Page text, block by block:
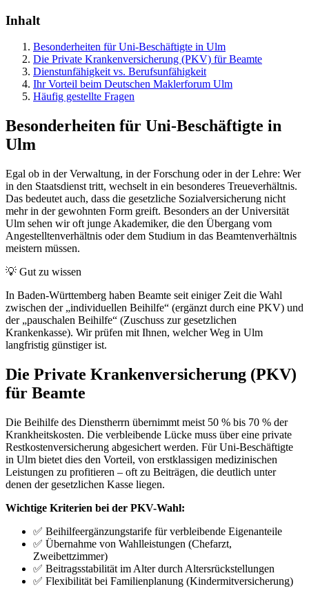
Inhalt
Besonderheiten für Uni-Beschäftigte in Ulm
Die Private Krankenversicherung (PKV) für Beamte
Dienstunfähigkeit vs. Berufsunfähigkeit
Ihr Vorteil beim Deutschen Maklerforum Ulm
Häufig gestellte Fragen
Besonderheiten für Uni-Beschäftigte in
Ulm
Egal ob in der Verwaltung, in der Forschung oder in der Lehre: Wer
in den Staatsdienst tritt, wechselt in ein besonderes Treueverhältnis.
Das bedeutet auch, dass die gesetzliche Sozialversicherung nicht
mehr in der gewohnten Form greift. Besonders an der Universität
Ulm sehen wir oft junge Akademiker, die den Übergang vom
Angestelltenverhältnis oder dem Studium in das Beamtenverhältnis
meistern müssen.
💡 Gut zu wissen
In Baden-Württemberg haben Beamte seit einiger Zeit die Wahl
zwischen der „individuellen Beihilfe“ (ergänzt durch eine PKV) und
der „pauschalen Beihilfe“ (Zuschuss zur gesetzlichen
Krankenkasse). Wir prüfen mit Ihnen, welcher Weg in Ulm
langfristig günstiger ist.
Die Private Krankenversicherung (PKV)
für Beamte
Die Beihilfe des Dienstherrn übernimmt meist 50 % bis 70 % der
Krankheitskosten. Die verbleibende Lücke muss über eine private
Restkostenversicherung abgesichert werden. Für Uni-Beschäftigte
in Ulm bietet dies den Vorteil, von erstklassigen medizinischen
Leistungen zu profitieren – oft zu Beiträgen, die deutlich unter
denen der gesetzlichen Kasse liegen.
Wichtige Kriterien bei der PKV-Wahl:
✅ Beihilfeergänzungstarife für verbleibende Eigenanteile
✅ Übernahme von Wahlleistungen (Chefarzt,
Zweibettzimmer)
✅ Beitragsstabilität im Alter durch Altersrückstellungen
✅ Flexibilität bei Familienplanung (Kindermitversicherung)